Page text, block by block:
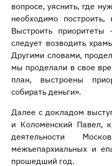
вопросе, уяснить, где
необходимо
Выстроить
следует возводить
Другими словами,
мы проделали в свое
план, выстроены
собирать деньги».
Далее с докладом
и Коломенский Павел,
деятельности
межъепархиальных и
прошедший год.